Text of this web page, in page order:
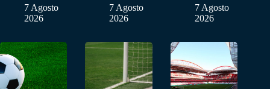
7 Agosto
2026
7 Agosto
2026
7 Agosto
2026